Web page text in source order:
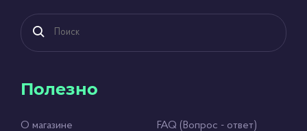
Полезно
О магазине FAQ (Вопрос - ответ)